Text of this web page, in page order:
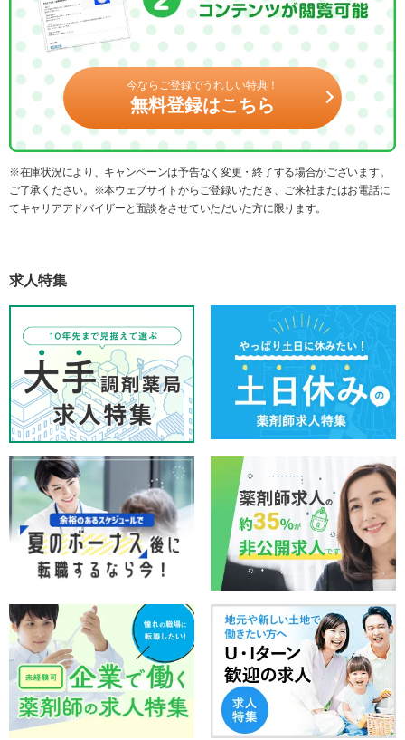
今ならご登録でうれしい特典！
無料登録はこちら
※在庫状況により、キャンペーンは予告なく変更・終了する場合がございます。
ご了承ください。※本ウェブサイトからご登録いただき、ご来社またはお電話に
てキャリアアドバイザーと面談をさせていただいた方に限ります。
求人特集